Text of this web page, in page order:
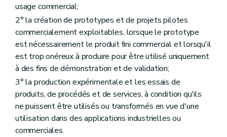
Art. 61
Art. 62
Art. 63
Art. 64
Art. 65
Section 2
Des subventions portant sur les droits de propriété industrielle
Art. 66
Art. 67
Art. 68
Art. 69
Art. 70
Section 3 Des subventions portant sur l'engagement temporaire de personnel
Art. 71
Art. 72
usage commercial;
2° la création de prototypes et de projets pilotes
commercialement exploitables, lorsque le prototype
est nécessairement le produit fini commercial et lorsqu'il
est trop onéreux à produire pour être utilisé uniquement
à des fins de démonstration et de validation;
3° la production expérimentale et les essais de
produits, de procédés et de services, à condition qu'ils
ne puissent être utilisés ou transformés en vue d'une
utilisation dans des applications industrielles ou
commerciales.